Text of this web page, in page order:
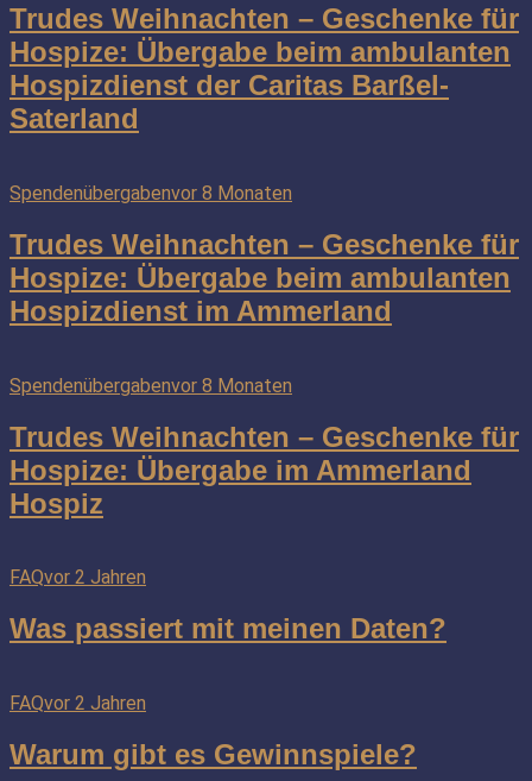
Trudes Weihnachten – Geschenke für
Hospize: Übergabe beim ambulanten
Hospizdienst der Caritas Barßel-
Saterland
Spendenübergabenvor 8 Monaten
Trudes Weihnachten – Geschenke für
Hospize: Übergabe beim ambulanten
Hospizdienst im Ammerland
Spendenübergabenvor 8 Monaten
Trudes Weihnachten – Geschenke für
Hospize: Übergabe im Ammerland
Hospiz
FAQvor 2 Jahren
Was passiert mit meinen Daten?
FAQvor 2 Jahren
Warum gibt es Gewinnspiele?